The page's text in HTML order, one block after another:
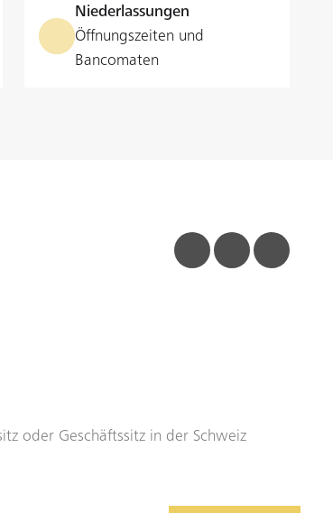
Niederlassungen
Öffnungszeiten und
Bancomaten
oder Geschäftssitz in der Schweiz